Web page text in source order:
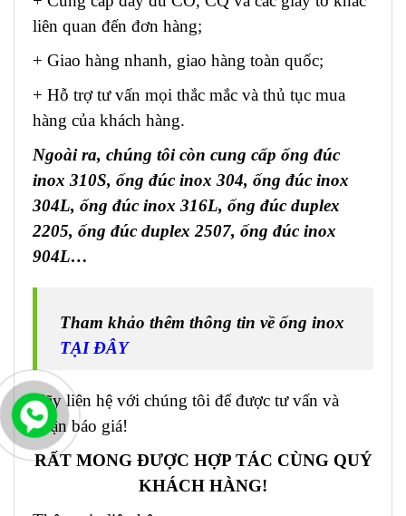
liên quan đến đơn hàng;
+ Giao hàng nhanh, giao hàng toàn quốc;
+ Hỗ trợ tư vấn mọi thắc mắc và thủ tục mua
hàng của khách hàng.
Ngoài ra, chúng tôi còn cung cấp ống đúc
inox 310S, ống đúc inox 304, ống đúc inox
304L, ống đúc inox 316L, ống đúc duplex
2205, ống đúc duplex 2507, ống đúc inox
904L…
Tham khảo thêm thông tin về ống inox
TẠI ĐÂY
Hãy liên hệ với chúng tôi để được tư vấn và
nhận báo giá!
RẤT MONG ĐƯỢC HỢP TÁC CÙNG QUÝ
KHÁCH HÀNG!